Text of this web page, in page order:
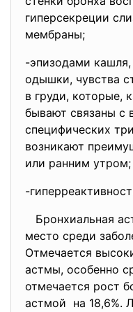
гиперсекреции
мембраны;
-эпизодами
одышки, чувства
в груди, которые,
бывают связаны с
специфических
возникают
или ранним утром;
-
Бронхиальная
место среди
Отмечается
астмы, особенно
отмечается рост
астмой на 18,6%.